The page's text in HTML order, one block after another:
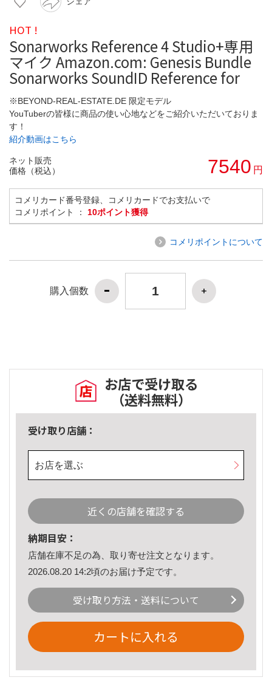
HOT !
Sonarworks Reference 4 Studio+専用
マイク Amazon.com: Genesis Bundle
Sonarworks SoundID Reference for
※BEYOND-REAL-ESTATE.DE 限定モデル
YouTuberの皆様に商品の使い心地などをご紹介いただいておりま
す！
紹介動画はこちら
ネット販売
価格（税込）
7540 円
コメリカード番号登録、コメリカードでお支払いで
コメリポイント ： 10ポイント獲得
コメリポイントについて
購入個数
お店で受け取る
（送料無料）
受け取り店舗：
お店を選ぶ
近くの店舗を確認する
納期目安：
店舗在庫不足の為、取り寄せ注文となります。
2026.08.20 14:2頃のお届け予定です。
受け取り方法・送料について
カートに入れる